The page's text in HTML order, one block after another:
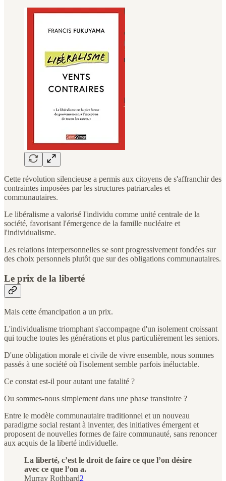
Cette révolution silencieuse a permis aux citoyens de s'affranchir des
contraintes imposées par les structures patriarcales et
communautaires.
Le libéralisme a valorisé l'individu comme unité centrale de la
société, favorisant l'émergence de la famille nucléaire et
l'individualisme.
Les relations interpersonnelles se sont progressivement fondées sur
des choix personnels plutôt que sur des obligations communautaires.
Le prix de la liberté
Mais cette émancipation a un prix.
L'individualisme triomphant s'accompagne d'un isolement croissant
qui touche toutes les générations et plus particulièrement les seniors.
D'une obligation morale et civile de vivre ensemble, nous sommes
passés à une société où l'isolement semble parfois inéluctable.
Ce constat est-il pour autant une fatalité ?
Ou sommes-nous simplement dans une phase transitoire ?
Entre le modèle communautaire traditionnel et un nouveau
paradigme social restant à inventer, des initiatives émergent et
proposent de nouvelles formes de faire communauté, sans renoncer
aux acquis de la liberté individuelle.
La liberté, c’est le droit de faire ce que l’on désire
avec ce que l’on a.
Murray Rothbard2